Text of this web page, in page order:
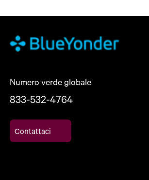
Numero verde globale
833-532-4764
Contattaci